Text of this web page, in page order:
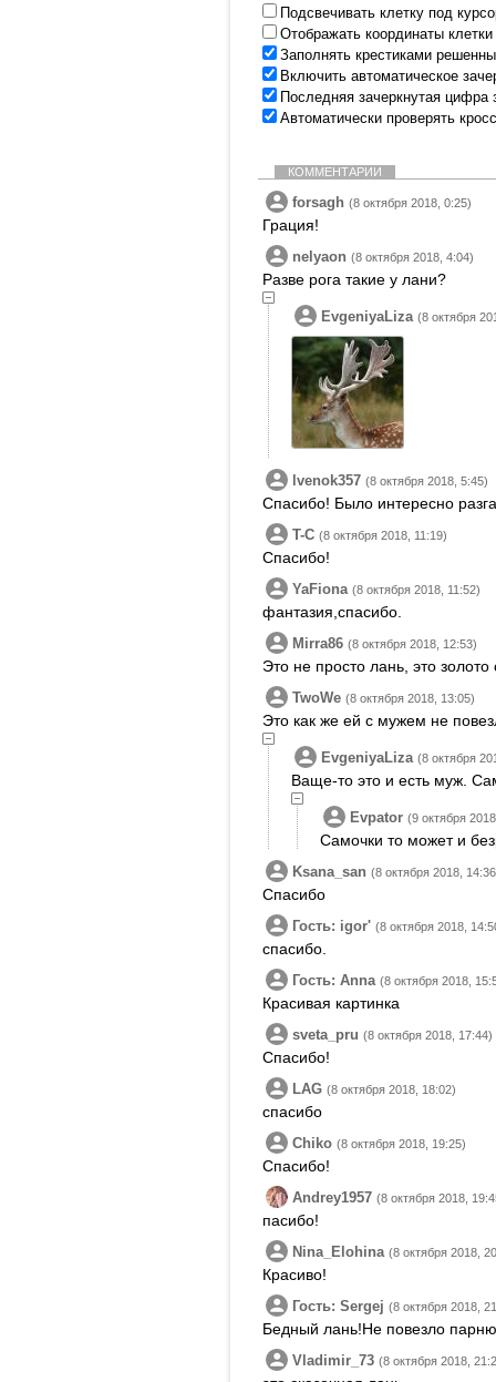
Подсвечивать клетку под
Отображать координаты
Заполнять крестиками
Включить автоматическое
Последняя зачеркнутая цифра
Автоматически проверять
КОММЕНТАРИИ
forsagh (8 октября 2018, 0:25)
Грация!
nelyaon (8 октября 2018, 4:04)
Разве рога такие у лани?
EvgeniyaLiza (8 октября
lvenok357 (8 октября 2018, 5:45)
Спасибо! Было интересно
T-C (8 октября 2018, 11:19)
Спасибо!
YaFiona (8 октября 2018, 11:52)
фантазия,спасибо.
Mirra86 (8 октября 2018, 12:53)
Это не просто лань, это золото
TwoWe (8 октября 2018, 13:05)
Это как же ей с мужем не
EvgeniyaLiza (8 октября
Ваще-то это и есть муж.
Evpator (9 октября
Самочки то может и
Ksana_san (8 октября 2018,
Спасибо
Гость: igorʹ (8 октября 2018,
спасибо.
Гость: Anna (8 октября 2018,
Красивая картинка
sveta_pru (8 октября 2018, 17:44)
Спасибо!
LAG (8 октября 2018, 18:02)
спасибо
Chiko (8 октября 2018, 19:25)
Спасибо!
Andrey1957 (8 октября 2018,
пасибо!
Nina_Elohina (8 октября 2018,
Красиво!
Гость: Sergej (8 октября 2018,
Бедный лань!Не повезло
Vladimir_73 (8 октября 2018,